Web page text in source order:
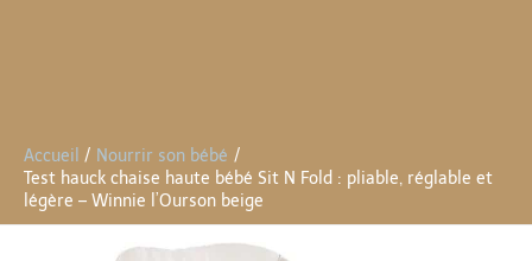
Accueil
Nourrir son bébé
Test hauck chaise haute bébé Sit N Fold : pliable, réglable et
légère – Winnie l’Ourson beige